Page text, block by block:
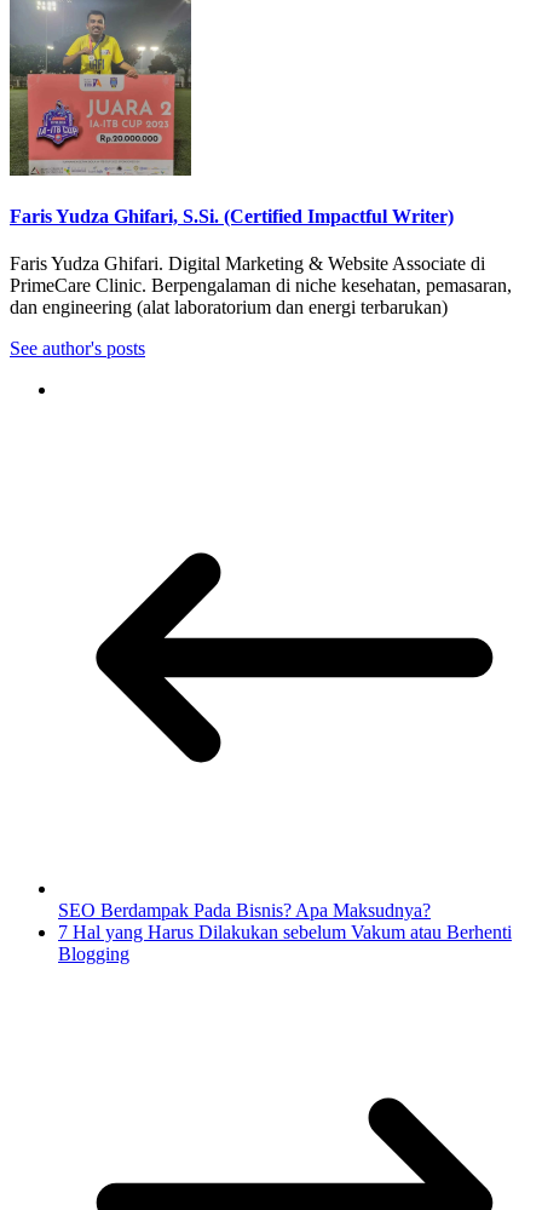
Faris Yudza Ghifari, S.Si. (Certified Impactful Writer)
Faris Yudza Ghifari. Digital Marketing & Website Associate di
PrimeCare Clinic. Berpengalaman di niche kesehatan, pemasaran,
dan engineering (alat laboratorium dan energi terbarukan)
See author's posts
SEO Berdampak Pada Bisnis? Apa Maksudnya?
7 Hal yang Harus Dilakukan sebelum Vakum atau Berhenti
Blogging